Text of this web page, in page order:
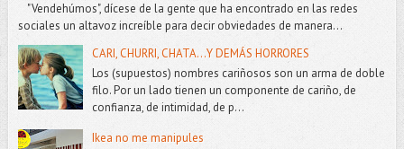
"Vendehúmos", dícese de la gente que ha encontrado en las redes
sociales un altavoz increíble para decir obviedades de manera...
CARI, CHURRI, CHATA...Y DEMÁS HORRORES
Los (supuestos) nombres cariñosos son un arma de doble
filo. Por un lado tienen un componente de cariño, de
confianza, de intimidad, de p...
Ikea no me manipules